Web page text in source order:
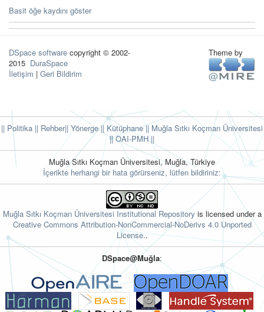
Basit öğe kaydını göster
DSpace software copyright © 2002-
2015 DuraSpace
İletişim | Geri Bildirim
Theme by
|| Politika || Rehber|| Yönerge|| Kütüphane|| Muğla Sıtkı Koçman Üniversitesi
||OAI-PMH ||
Muğla Sıtkı Koçman Üniversitesi, Muğla, Türkiye
İçerikte herhangi bir hata görürseniz, lütfen bildiriniz:
Muğla Sıtkı Koçman Üniversitesi Institutional Repository is licensed under a
Creative Commons Attribution-NonCommercial-NoDerivs 4.0 Unported
License..
DSpace@Muğla: